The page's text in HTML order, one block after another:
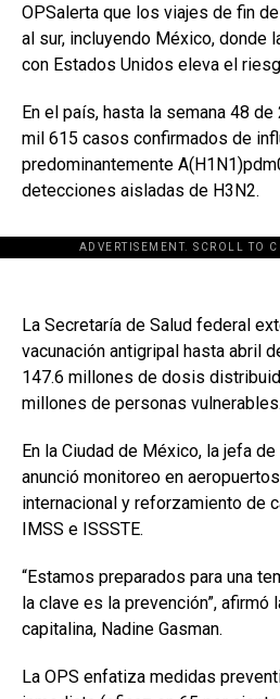
OPSalerta que los viajes de fin
al sur, incluyendo México, donde
con Estados Unidos eleva el
En el país, hasta la semana 48
mil 615 casos confirmados de
predominantemente
detecciones aisladas de H3N2.
ADVERTISEMENT. SCROLL TO
La Secretaría de Salud federal
vacunación antigripal hasta abril
147.6 millones de dosis
millones de personas vulnerables.
En la Ciudad de México, la jefa de
anunció monitoreo en
internacional y reforzamiento de
IMSS e ISSSTE.
“Estamos preparados para una
la clave es la prevención”, afirmó
capitalina, Nadine Gasman.
La OPS enfatiza medidas